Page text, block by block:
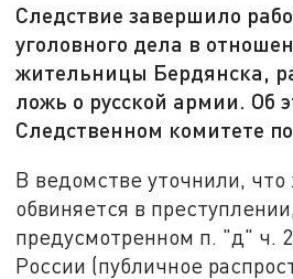
Следствие завершило
уголовного дела в
жительницы Бердянска,
ложь о русской армии. Об
Следственном комитете
В ведомстве уточнили,
обвиняется в
предусмотренном п. "д" ч.
России (публичное